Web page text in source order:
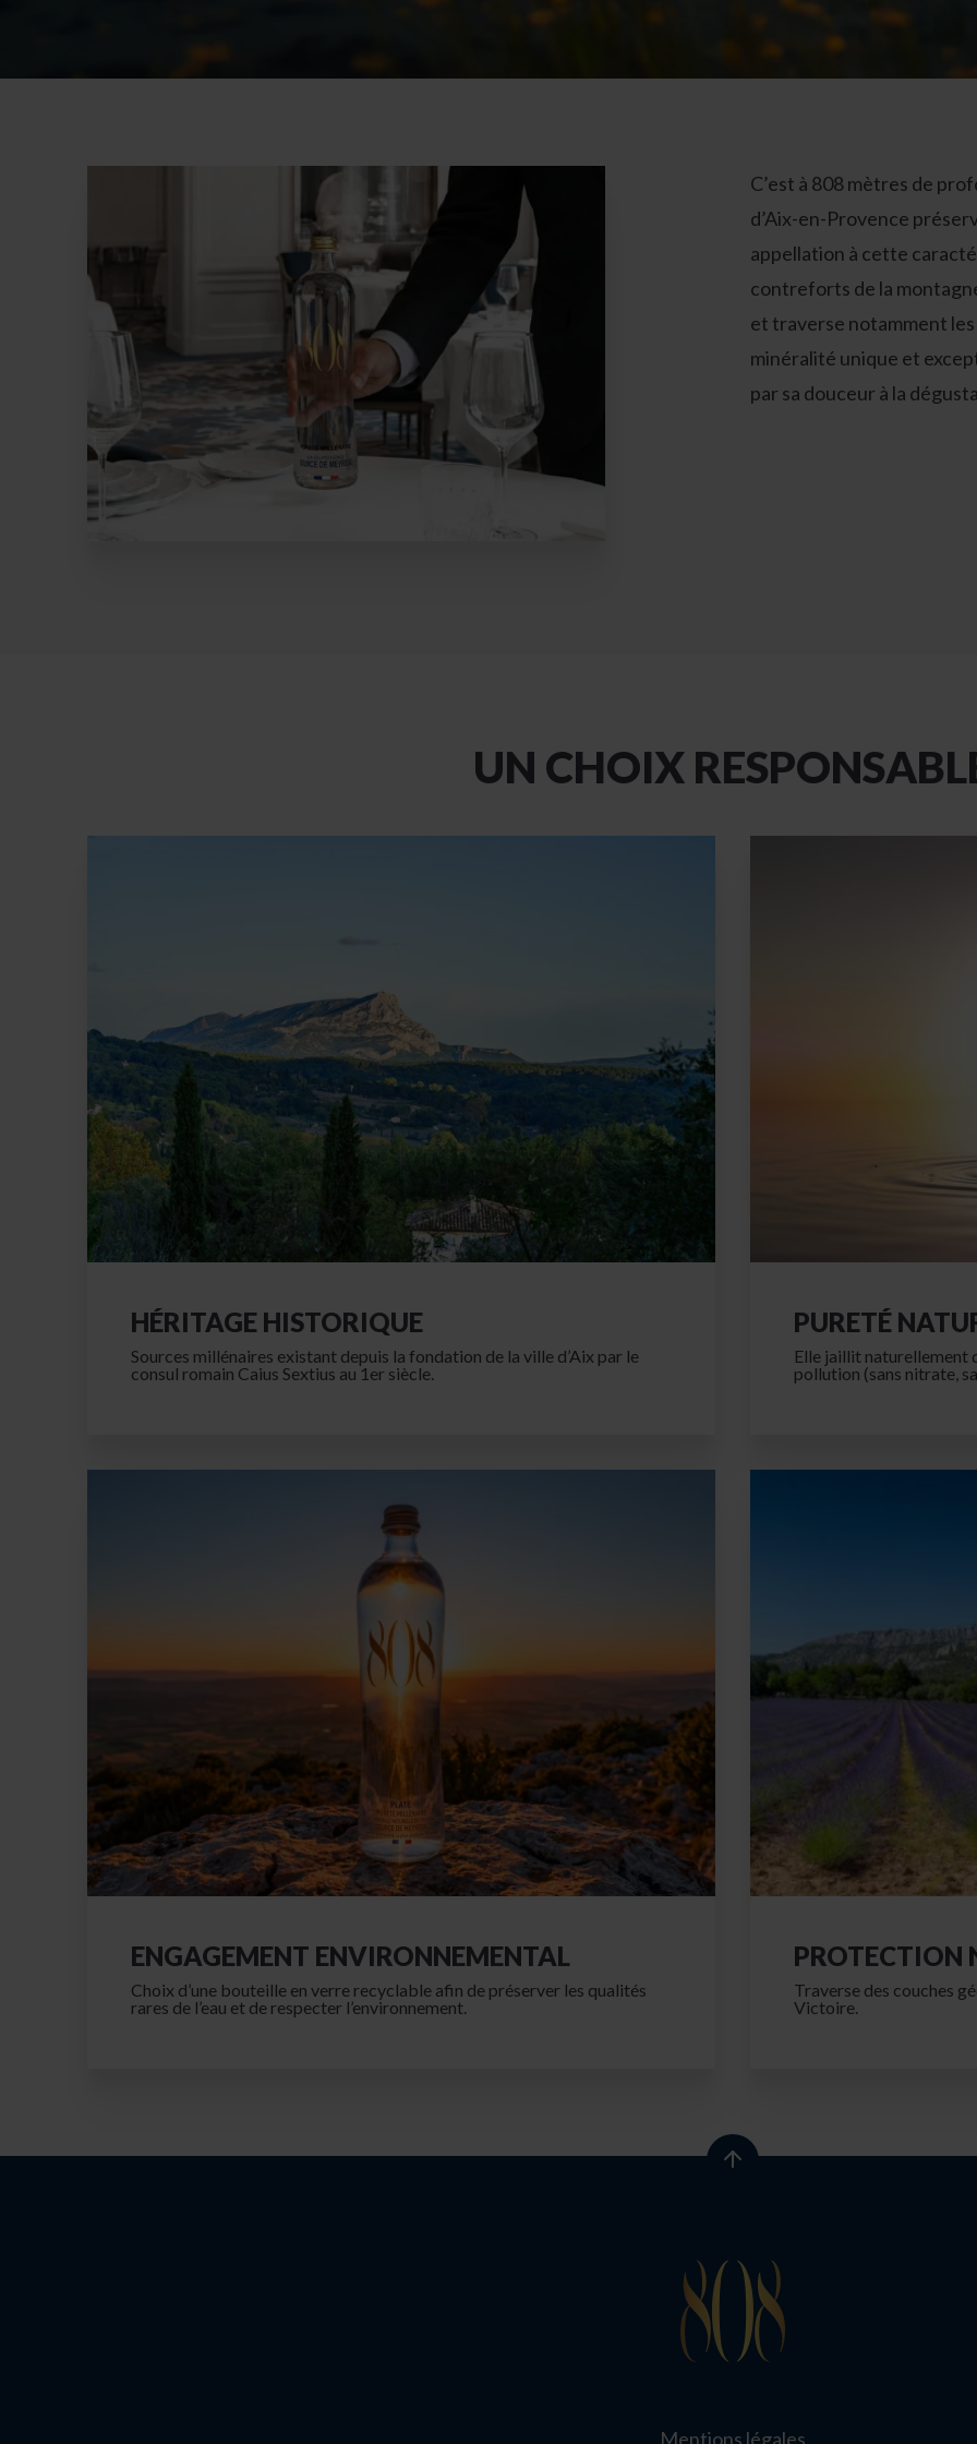
C’est à 808 mètres de
d’Aix-en-Provence
appellation à cette
contreforts de la
et traverse notamment
minéralité unique et
par sa douceur à la
UN CHOIX
HÉRITAGE HISTORIQUE
Sources millénaires existant depuis la fondation de la ville d’Aix par le
consul romain Caius Sextius au 1er siècle.
PURETÉ
Elle jaillit naturellement
pollution (sans nitrate,
ENGAGEMENT ENVIRONNEMENTAL
Choix d’une bouteille en verre recyclable afin de préserver les qualités
rares de l’eau et de respecter l’environnement.
PROTECTION
Traverse des couches
Victoire.
Mentions légales